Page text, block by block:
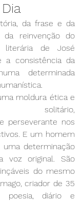
da frase e da
reinvenção do
de José
a consistência da
determinada
moldura ética e
solitário,
perseverante nos
E um homem
determinação
voz original. São
do mesmo
criador de 35
poesia, diário e